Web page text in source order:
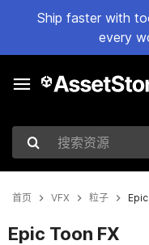
Ship faster with
every
搜索资源
首页 VFX 粒子
Epic Toon FX